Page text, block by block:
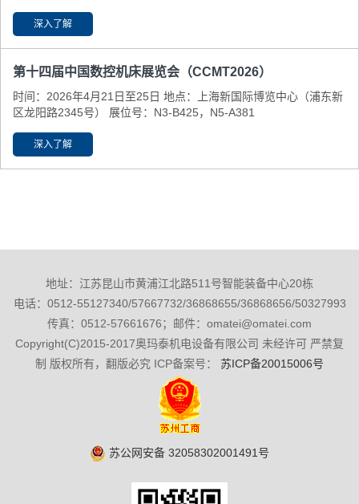
深入了解
第十四届中国数控机床展览会（CCMT2026）
时间：2026年4月21日至25日 地点：上海新国际博览中心（浦东新
区龙阳路2345号） 展位号：N3-B425，N5-A381
深入了解
地址：江苏昆山市黄浦江北路511号智能装备中心20栋
电话：0512-55127340/57667732/36868655/36868656/50327993
传真：0512-57661676；邮件：omatei@omatei.com
Copyright(C)2015-2017奥玛泰机电设备有限公司 未经许可 严禁复
制 版权所有，翻版必究 ICP备案号：
苏ICP备20015006号
苏公网安备 32058302001491号